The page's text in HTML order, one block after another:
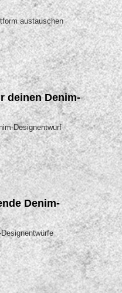
austauschen
deinen Denim-
Designentwurf
Denim-